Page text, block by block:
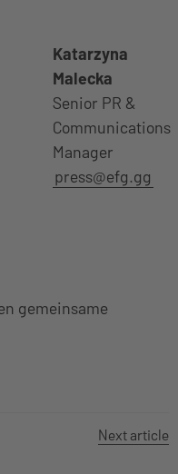
Katarzyna
Malecka
Senior PR &
Communications
Manager
press@efg.gg
gemeinsame
Next article